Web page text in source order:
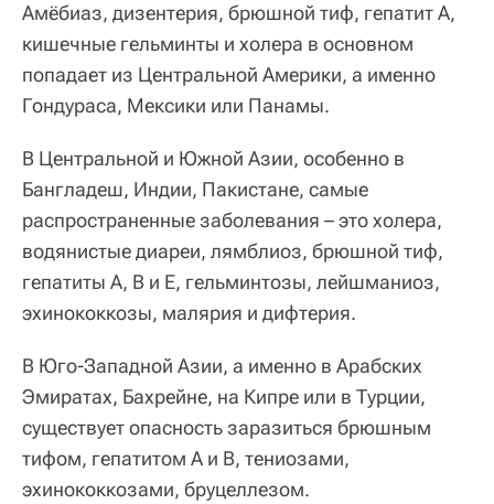
Амёбиаз, дизентерия, брюшной тиф, гепатит А,
кишечные гельминты и холера в основном
попадает из Центральной Америки, а именно
Гондураса, Мексики или Панамы.
В Центральной и Южной Азии, особенно в
Бангладеш, Индии, Пакистане, самые
распространенные заболевания – это холера,
водянистые диареи, лямблиоз, брюшной тиф,
гепатиты А, В и Е, гельминтозы, лейшманиоз,
эхинококкозы, малярия и дифтерия.
В Юго‑Западной Азии, а именно в Арабских
Эмиратах, Бахрейне, на Кипре или в Турции,
существует опасность заразиться брюшным
тифом, гепатитом А и В, тениозами,
эхинококкозами, бруцеллезом.